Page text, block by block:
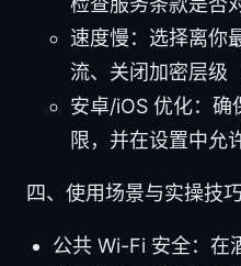
速度慢：选择离你
流、关闭加密层级
安卓/iOS 优化：确
限，并在设置中允
四、使用场景与实操技
公共 Wi-Fi 安全：在